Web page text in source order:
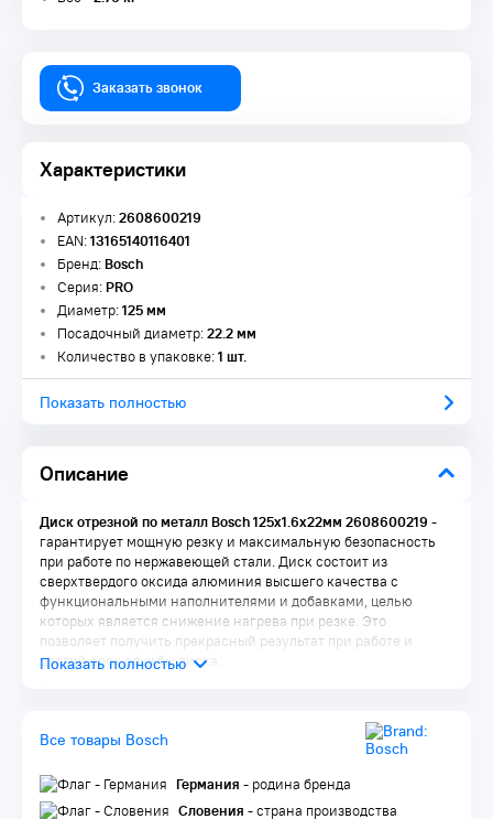
Заказать звонок
Характеристики
Описание
Артикул:2608600219
EAN:13165140116401
Бренд:Bosch
Серия:PRO
Диаметр:125 мм
Посадочный диаметр:22.2 мм
Количество в упаковке:1 шт.
Показать полностью
Диск отрезной по металл Bosch 125х1.6х22мм 2608600219 -
гарантирует мощную резку и максимальную безопасность
при работе по нержавеющей стали. Диск состоит из
сверхтвердого оксида алюминия высшего качества с
функциональными наполнителями и добавками, целью
которых является снижение нагрева при резке. Это
позволяет получить прекрасный результат при работе и
долгий срок службы диска.
Упаковка 1 шт.
Все товары Bosch
Германия - родина бренда
Словения - страна производства